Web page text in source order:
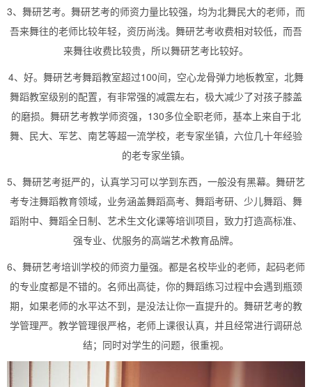
3、舞研艺考。舞研艺考的师资力量比较强，均为北舞民大的老师，而
吾来舞往的老师比较年轻，资历尚浅。舞研艺考收费相对较低，而吾
来舞往收费比较贵，所以舞研艺考比较好。
4、好。舞研艺考舞蹈教室超过100间，空心龙骨弹力地板教室，北舞
舞蹈教室级别的配置，有非常强的减震左右，极大减少了对孩子膝盖
的磨损。舞研艺考教学师资强，130多位全职老师，基本上来自于北
舞、民大、军艺、南艺等超一流学校，老专家坐镇，六位几十年经验
的老专家坐镇。
5、舞研艺考挺严的，认真学习可以学到东西，一般没有黑幕。舞研艺
考专注舞蹈教育领域，业务涵盖舞蹈高考、舞蹈考研、少儿舞蹈、舞
蹈附中、舞蹈全日制、艺术生文化课等培训项目，致力打造高标准、
强专业、优服务的高端艺术教育品牌。
6、舞研艺考培训学校的师资力量强。都是名校毕业的老师，起码老师
的专业度都是不错的。名师出高徒，你的舞蹈练习过程中会遇到瓶颈
期，如果老师的水平达不到，是没法让你一直提升的。舞研艺考的教
学管理严。教学管理很严格，老师上课很认真，并且经常进行调研总
结；同时对学生的问题，很重视。